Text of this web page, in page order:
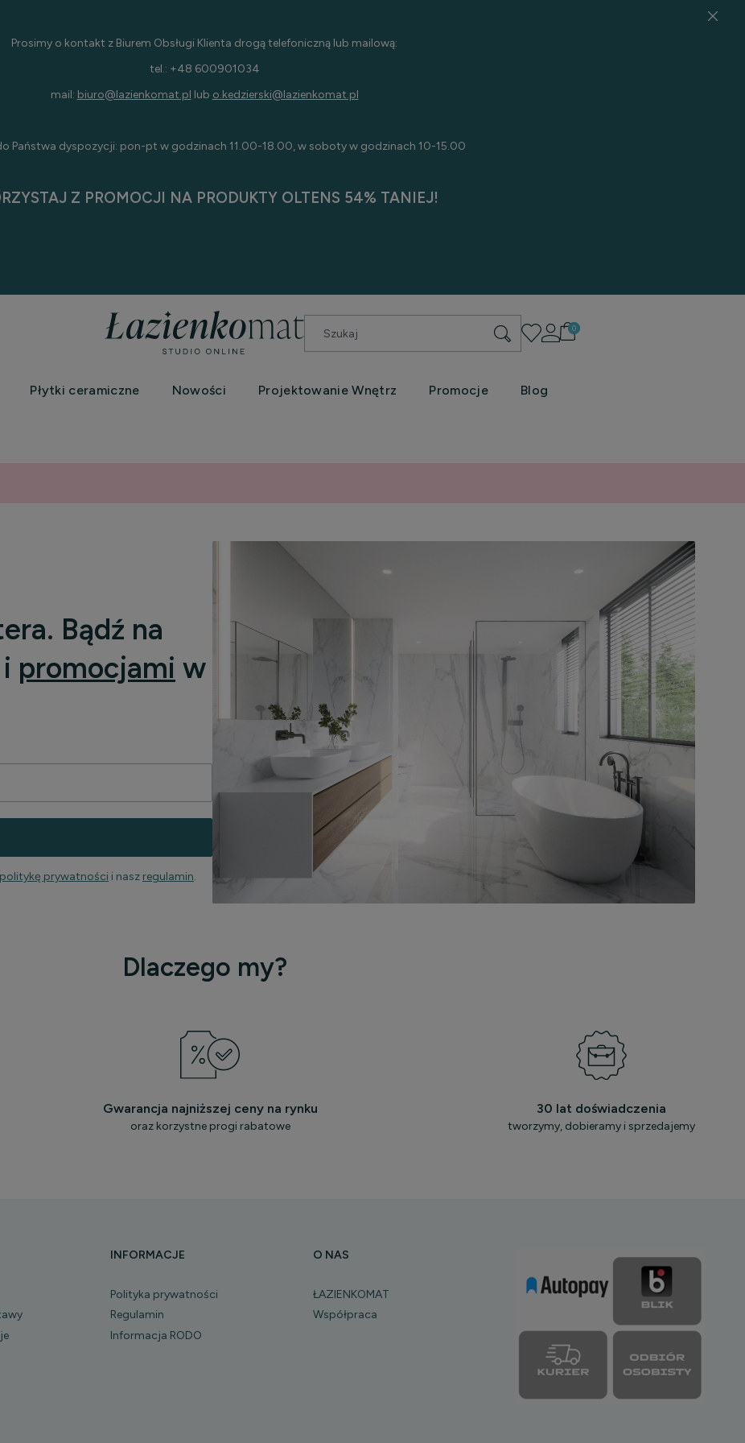
Prosimy o kontakt z Biurem Obsługi Klienta drogą telefoniczną lub mailową:
tel.: +48 600901034
mail: biuro@lazienkomat.pl lub o.kedzierski@lazienkomat.pl
Państwa dyspozycji: pon-pt w godzinach 11.00-18.00, w soboty w godzinach 10-15.00
Z PROMOCJI NA PRODUKTY OLTENS 54% TANIEJ!
Płytki ceramiczne Nowości Projektowanie Wnętrz Promocje Blog
Bądź na
i promocjami w
politykę prywatności i nasz regulamin.
Dlaczego my?
Gwarancja najniższej ceny na rynku
oraz korzystne progi rabatowe
30 lat doświadczenia
tworzymy, dobieramy i sprzedajemy
INFORMACJE
Polityka prywatności
Regulamin
Informacja RODO
O NAS
ŁAZIENKOMAT
Współpraca